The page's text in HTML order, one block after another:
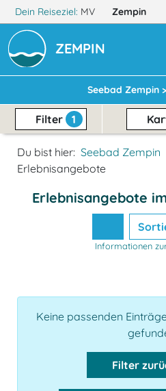
Dein Reiseziel: MV Zempin
ZEMPIN
Seebad Zempin >
Filter 1
Du bist hier: Seebad Zempin
Erlebnisangebote
Erlebnisangebote
Informationen
Keine passenden
Filter